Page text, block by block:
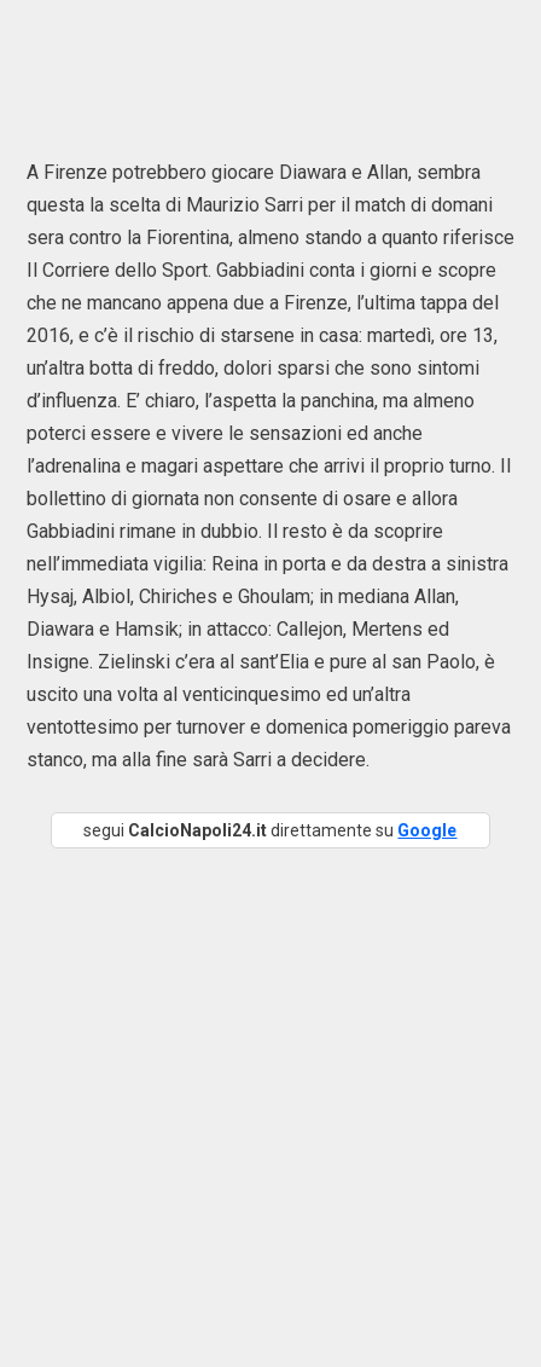
A Firenze potrebbero giocare Diawara e Allan, sembra
questa la scelta di Maurizio Sarri per il match di domani
sera contro la Fiorentina, almeno stando a quanto riferisce
Il Corriere dello Sport. Gabbiadini conta i giorni e scopre
che ne mancano appena due a Firenze, l’ultima tappa del
2016, e c’è il rischio di starsene in casa: martedì, ore 13,
un’altra botta di freddo, dolori sparsi che sono sintomi
d’influenza. E’ chiaro, l’aspetta la panchina, ma almeno
poterci essere e vivere le sensazioni ed anche
l’adrenalina e magari aspettare che arrivi il proprio turno. Il
bollettino di giornata non consente di osare e allora
Gabbiadini rimane in dubbio. Il resto è da scoprire
nell’immediata vigilia: Reina in porta e da destra a sinistra
Hysaj, Albiol, Chiriches e Ghoulam; in mediana Allan,
Diawara e Hamsik; in attacco: Callejon, Mertens ed
Insigne. Zielinski c’era al sant’Elia e pure al san Paolo, è
uscito una volta al venticinquesimo ed un’altra
ventottesimo per turnover e domenica pomeriggio pareva
stanco, ma alla fine sarà Sarri a decidere.
segui CalcioNapoli24.itdirettamente su Google